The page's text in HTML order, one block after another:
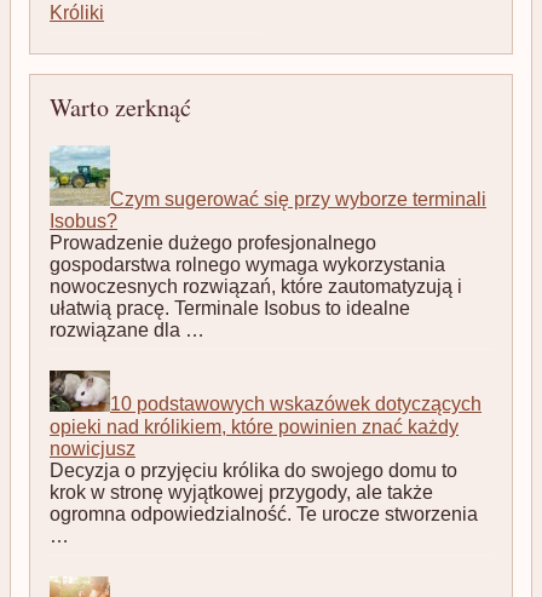
Króliki
Warto zerknąć
Czym sugerować się przy wyborze terminali
Isobus?
Prowadzenie dużego profesjonalnego
gospodarstwa rolnego wymaga wykorzystania
nowoczesnych rozwiązań, które zautomatyzują i
ułatwią pracę. Terminale Isobus to idealne
rozwiązane dla …
10 podstawowych wskazówek dotyczących
opieki nad królikiem, które powinien znać każdy
nowicjusz
Decyzja o przyjęciu królika do swojego domu to
krok w stronę wyjątkowej przygody, ale także
ogromna odpowiedzialność. Te urocze stworzenia
…